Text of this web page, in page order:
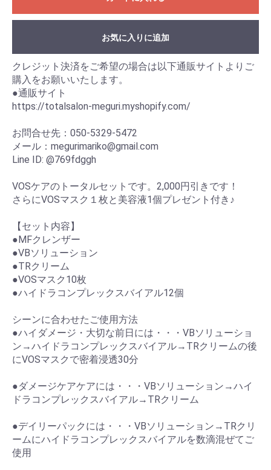
お買い物を続ける カートへ進む
お気に入りに追加
クレジット決済をご希望の場合は以下通販サイトよりご
購入をお願いいたします。
●通販サイト
https://totalsalon-meguri.myshopify.com/
お問合せ先：050-5329-5472
メール：megurimariko@gmail.com
Line ID: @769fdggh
VOSケアのトータルセットです。2,000円引きです！
さらにVOSマスク１枚と美容液1個プレゼント付き♪
【セット内容】
●MFクレンザー
●VBソリューション
●TRクリーム
●VOSマスク10枚
●ハイドラコンプレックスバイアル12個
シーンに合わせたご使用方法
●ハイダメージ・大切な前日には・・・VBソリューショ
ン→ハイドラコンプレックスバイアル→TRクリームの後
にVOSマスクで密着浸透30分
●ダメージケアケアには・・・VBソリューション→ハイ
ドラコンプレックスバイアル→TRクリーム
●デイリーパックには・・・VBソリューション→TRクリ
ームにハイドラコンプレックスバイアルを数滴混ぜてご
使用